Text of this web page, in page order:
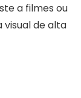
a filmes ou
visual de alta